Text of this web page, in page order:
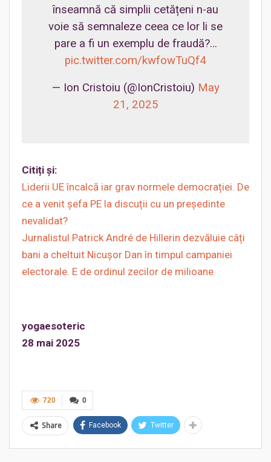
înseamnă că simplii cetățeni n-au
voie să semnaleze ceea ce lor li se
pare a fi un exemplu de fraudă?…
pic.twitter.com/kwfowTuQf4
— Ion Cristoiu (@IonCristoiu) May
21, 2025
Citiți și:
Liderii UE încalcă iar grav normele democrației. De
ce a venit șefa PE la discuții cu un președinte
nevalidat?
Jurnalistul Patrick André de Hillerin dezvăluie câți
bani a cheltuit Nicușor Dan în timpul campaniei
electorale. E de ordinul zecilor de milioane
yogaesoteric
28 mai 2025
0
720
Share Facebook Twitter